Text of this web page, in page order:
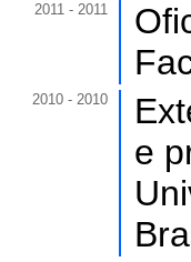
2011 - 2011
2010 - 2010
e